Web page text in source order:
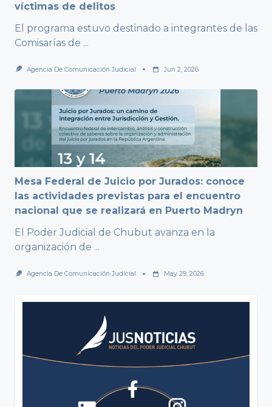
víctimas de delitos
El programa estuvo destinado a integrantes de las
Comisarías de ...
Agencia De Comunicación Judicial Jun 2, 2026
Mesa Federal de Juicio por Jurados: conoce
las actividades previstas para el encuentro
nacional que se realizará en Puerto Madryn
El Poder Judicial de Chubut avanza en la
organización de ...
Agencia De Comunicación Judicial May 29, 2026